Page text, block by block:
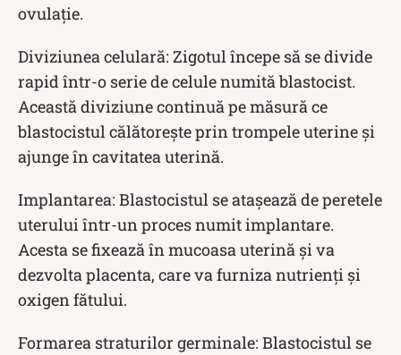
ovulație.
Diviziunea celulară: Zigotul începe să se divide
rapid într-o serie de celule numită blastocist.
Această diviziune continuă pe măsură ce
blastocistul călătorește prin trompele uterine și
ajunge în cavitatea uterină.
Implantarea: Blastocistul se atașează de peretele
uterului într-un proces numit implantare.
Acesta se fixează în mucoasa uterină și va
dezvolta placenta, care va furniza nutrienți și
oxigen fătului.
Formarea straturilor germinale: Blastocistul se